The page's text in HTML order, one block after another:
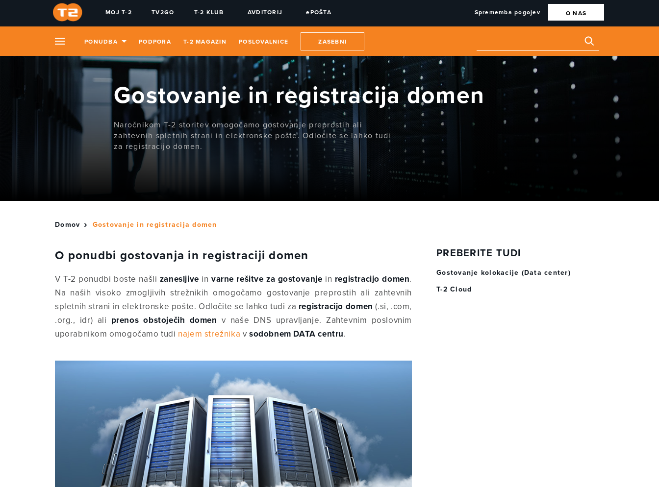
MOJ T-2 TV2GO T-2 KLUB AVDITORIJ ePOŠTA Sprememba pogojev O NAS
PONUDBA PODPORA T-2 MAGAZIN POSLOVALNICE ZASEBNI
Gostovanje in registracija domen
Naročnikom T-2 storitev omogočamo gostovanje preprostih ali
zahtevnih spletnih strani in elektronske pošte. Odločite se lahko tudi
za registracijo domen.
Domov Gostovanje in registracija domen
O ponudbi gostovanja in registraciji domen
V T-2 ponudbi boste našli zanesljive in varne rešitve za gostovanje in registracijo domen.
Na naših visoko zmogljivih strežnikih omogočamo gostovanje preprostih ali zahtevnih
spletnih strani in elektronske pošte. Odločite se lahko tudi za registracijo domen (.si, .com,
.org., idr) ali prenos obstoječih domen v naše DNS upravljanje. Zahtevnim poslovnim
uporabnikom omogočamo tudi najem strežnika vsodobnem DATA centru.
PREBERITE TUDI
Gostovanje kolokacije (Data center)
T-2 Cloud